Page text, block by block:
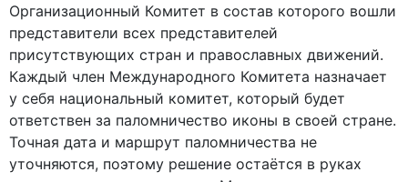
Организационный Комитет в состав которого вошли
представители всех представителей
присутствующих стран и православных движений.
Каждый член Международного Комитета назначает
у себя национальный комитет, который будет
ответствен за паломничество иконы в своей стране.
Точная дата и маршрут паломничества не
уточняются, поэтому решение остаётся в руках